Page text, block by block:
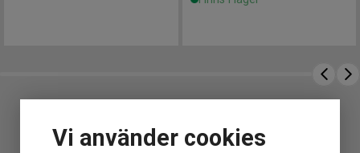
Vi använder cookies
UTVALT FÖR DIG